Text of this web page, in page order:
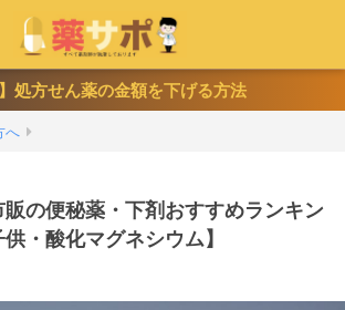
】処方せん薬の金額を下げる方法
へ
販の便秘薬・下剤おすすめランキン
・酸化マグネシウム】